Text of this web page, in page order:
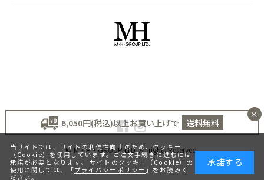
6,050円(税込)以上お買い上げで 送料無料
×
© M・H・GROUP LTD. All rights Reserved.
当サイトでは、サイトの利便性向上のため、クッキー
（Cookie）を使用しています。ご注文手続きに進むには
承諾が必要となります。 サイトのクッキー（Cookie）の
使用に関しては、「プライバシーポリシー 」をお読みく
ださい。
承諾する